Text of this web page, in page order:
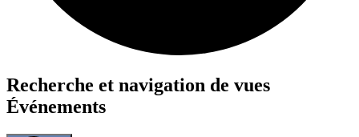
Événements
for
Recherche et navigation de vues
Événements